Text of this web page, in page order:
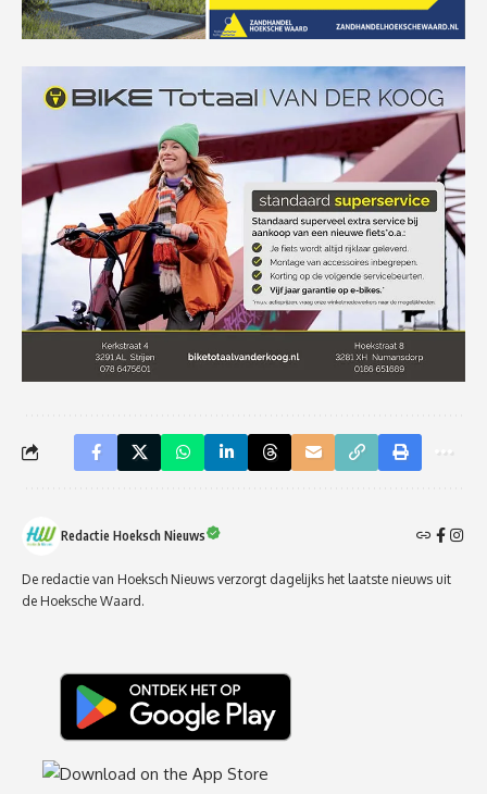
Redactie Hoeksch Nieuws
De redactie van Hoeksch Nieuws verzorgt dagelijks het laatste nieuws uit
de Hoeksche Waard.